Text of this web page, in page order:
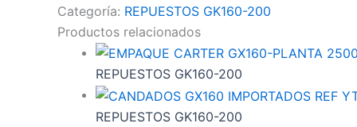
Categoría: REPUESTOS GK160-200
Productos relacionados
REPUESTOS GK160-200
REPUESTOS GK160-200